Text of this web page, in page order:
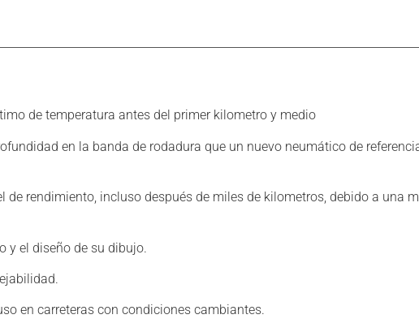
de temperatura antes del primer kilometro y medio
en la banda de rodadura que un nuevo neumático de
de rendimiento, incluso después de miles de kilometros, debido a una
y el diseño de su dibujo.
en carreteras con condiciones cambiantes.